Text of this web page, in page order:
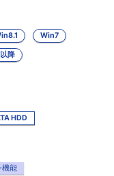
Win7
降
HDD
機能